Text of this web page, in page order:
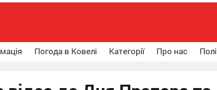
Погода в Ковелі Категорії Про нас